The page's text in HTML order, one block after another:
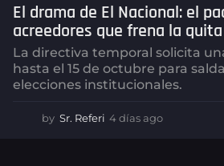
El drama de El Nacional: el
acreedores que frena la
La directiva temporal solicita
hasta el 15 de octubre para
elecciones institucionales.
by Sr. Referi 4 días ago